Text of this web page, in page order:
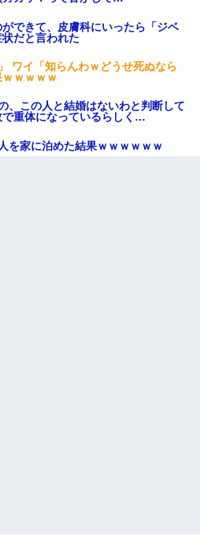
できて、皮膚科にいったら「ジベ
だと言われた
ワイ「知らんわｗどうせ死ぬなら
ｗｗｗｗ
、この人と結婚はないわと判断して
重体になっているらしく…
を家に泊めた結果ｗｗｗｗｗｗ